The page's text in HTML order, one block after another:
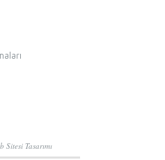
Sitesi Tasarımı